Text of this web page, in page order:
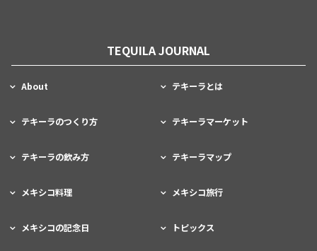
TEQUILA JOURNAL
About テキーラとは
テキーラのつくり方 テキーラマーケット
テキーラの飲み方 テキーラマップ
メキシコ料理 メキシコ旅行
メキシコの記念日 トピックス